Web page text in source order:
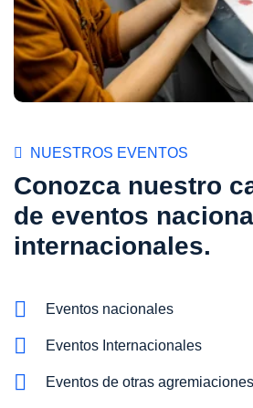
NUESTROS EVENTOS
Conozca nuestro
de eventos
internacionales.
Eventos nacionales
Eventos Internacionales
Eventos de otras agremiaciones